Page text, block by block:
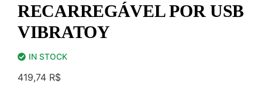
RECARREGÁVEL POR USB
VIBRATOY
IN STOCK
419,74 R$